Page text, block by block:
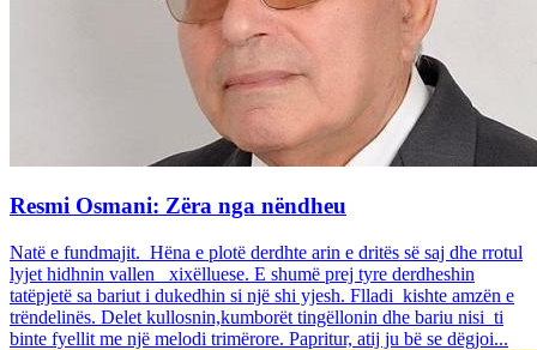
Resmi Osmani: Zëra nga nëndheu
Natë e fundmajit. Hëna e plotë derdhte arin e dritës së saj dhe rrotul
lyjet hidhnin vallen xixëlluese. E shumë prej tyre derdheshin
tatëpjetë sa bariut i dukedhin si një shi yjesh. Flladi kishte amzën e
trëndelinës. Delet kullosnin,kumborët tingëllonin dhe bariu nisi ti
binte fyellit me një melodi trimërore. Papritur, atij ju bë se dëgjoi...